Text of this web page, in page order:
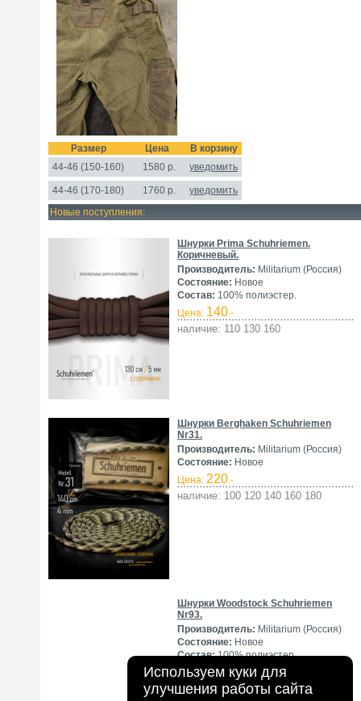
Размер Цена
В корзину
44-46 (150-160)
1580р. уведомить
44-46 (170-180) 1760р.
уведомить
Новые поступления:
Шнурки Prima Schuhriemen.
Коричневый.
Производитель: Militarium (Россия)
Состояние: Новое
Состав: 100% полиэстер.
Цена: 140.-
наличие: 110 130 160
Шнурки Berghaken Schuhriemen
Nr31.
Производитель: Militarium (Россия)
Состояние: Новое
Цена: 220.-
наличие: 100 120 140 160 180
Шнурки Woodstock Schuhriemen
Nr93.
Производитель: Militarium (Россия)
Состояние: Новое
Состав:100% полиэстер
Цена:500 .-
наличие: 120
Используем куки для
улучшения работы сайта